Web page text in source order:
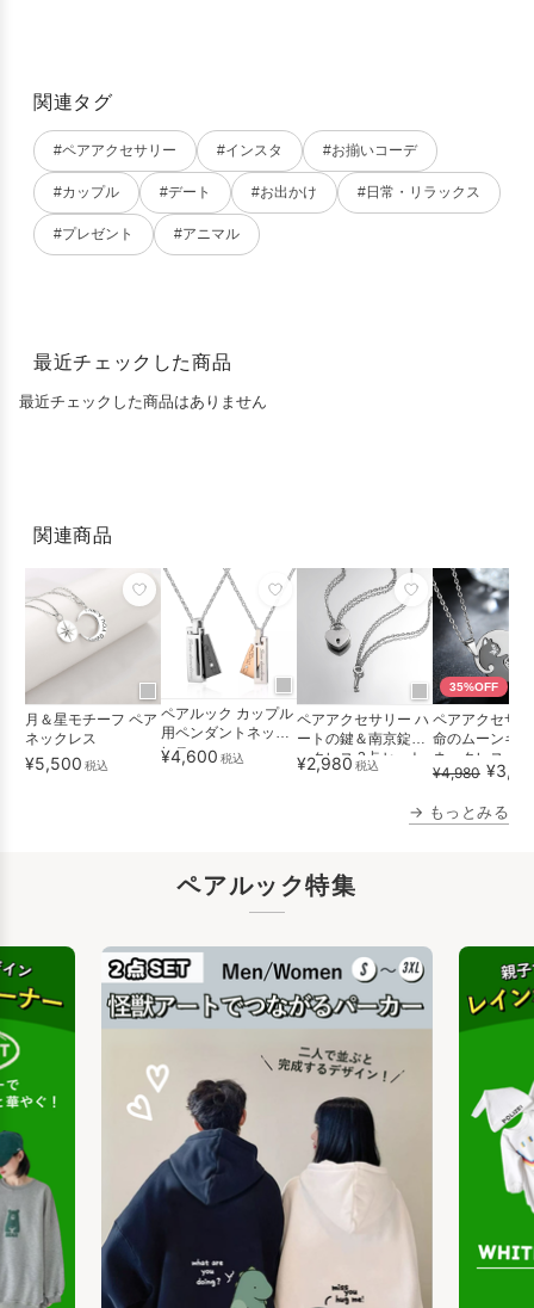
関連タグ
#ペアアクセサリー #インスタ #お揃いコーデ
#カップル #デート #お出かけ #日常・リラックス
#プレゼント #アニマル
最近チェックした商品
最近チェックした商品はありません
関連商品
月＆星モチーフ ペア
ネックレス
¥5,500 税込
ペアルック カップル
用ペンダントネック
レス
¥4,600 税込
ペアアクセサリー ハ
ートの鍵＆南京錠ネ
ックレス 2点セット
¥2,980 税込
35%OFF
ペアアクセサ
命のムーンキ
ネックレス
¥4,980
→ もっとみる
ペアルック特集